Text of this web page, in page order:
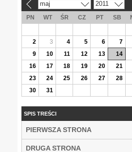
maj 2011
PN WT ŚR CZ PT SB
2
3 4 5 6 7
9
10 11 12 13 14
16
17 18 19 20 21
23
24 25 26 27 28
30
31
SPIS TREŚCI
PIERWSZA STRONA
DRUGA STRONA